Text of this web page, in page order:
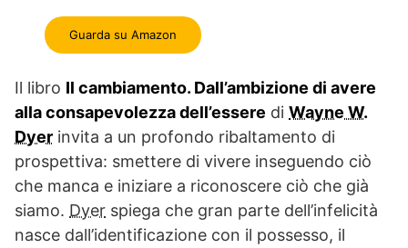
Guarda su Amazon
Il libro Il cambiamento. Dall’ambizione di avere
alla consapevolezza dell’essere di Wayne W.
Dyer invita a un profondo ribaltamento di
prospettiva: smettere di vivere inseguendo ciò
che manca e iniziare a riconoscere ciò che già
siamo. Dyer spiega che gran parte dell’infelicità
nasce dall’identificazione con il possesso, il